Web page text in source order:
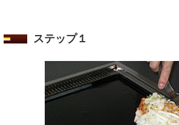
ステップ１